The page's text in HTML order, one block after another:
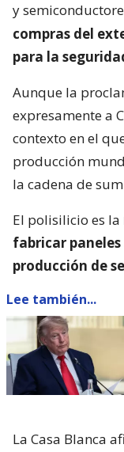
y
compras del
para la
Aunque la
expresamente a
contexto en el
producción
la cadena de
El polisilicio es la
fabricar
producción de
Lee también...
La Casa Blanca